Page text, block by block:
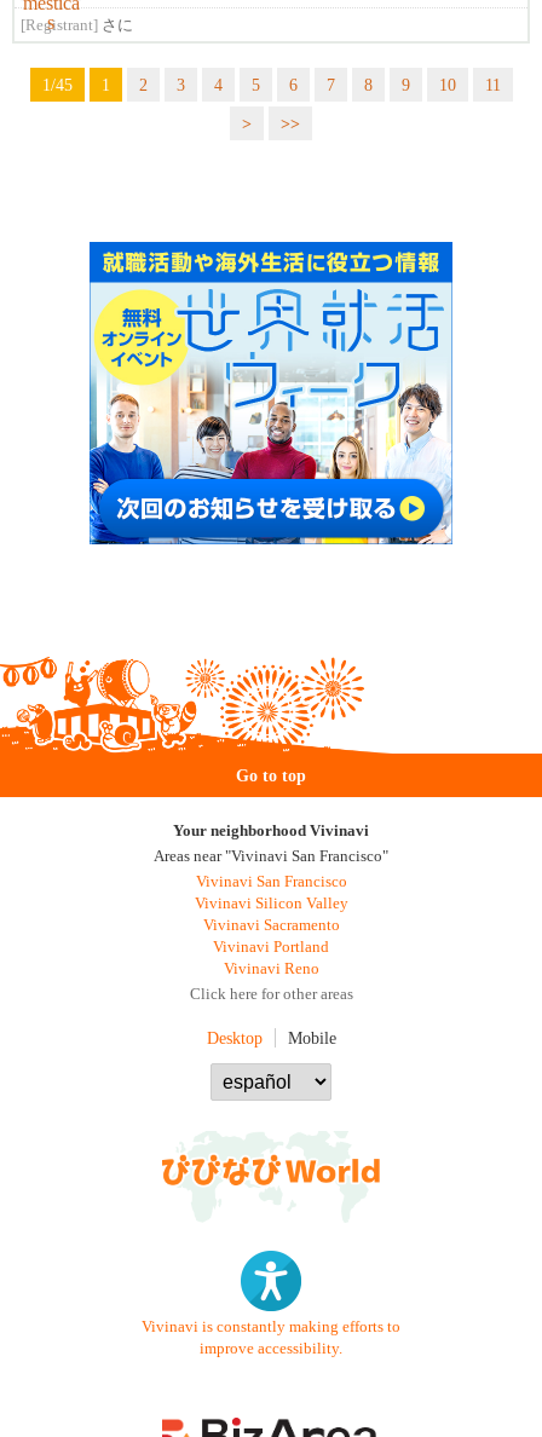
[Registrant] さに
1/45 1 2 3 4 5 6 7 8 9 10
11
>
>>
Go to top
Your neighborhood Vivinavi
Areas near "Vivinavi San Francisco"
Vivinavi San Francisco
Vivinavi Silicon Valley
Vivinavi Sacramento
Vivinavi Portland
Vivinavi Reno
Click here for other areas
Desktop Mobile
Vivinavi is constantly making efforts to
improve accessibility.